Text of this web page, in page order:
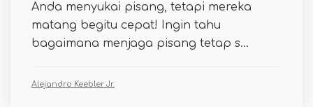
Anda menyukai pisang, tetapi mereka
matang begitu cepat! Ingin tahu
bagaimana menjaga pisang tetap s...
Alejandro Keebler Jr.